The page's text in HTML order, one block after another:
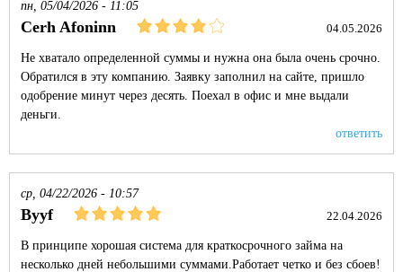
пн, 05/04/2026 - 11:05
Cerh Afoninn 04.05.2026
Не хватало определенной суммы и нужна она была очень срочно.
Обратился в эту компанию. Заявку заполнил на сайте, пришло
одобрение минут через десять. Поехал в офис и мне выдали
деньги.
ответить
ср, 04/22/2026 - 10:57
Byyf 22.04.2026
В принципе хорошая система для краткосрочного займа на
несколько дней небольшими суммами.Работает четко и без сбоев!